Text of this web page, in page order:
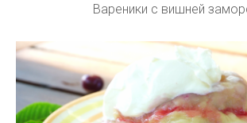
Вареники с вишней